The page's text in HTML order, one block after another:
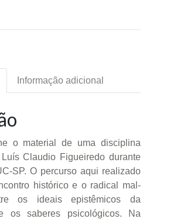
Informação adicional
o material de uma disciplina
Claudio Figueiredo durante
SP. O percurso aqui realizado
histórico e o radical mal-
os ideais epistêmicos da
os saberes psicológicos. Na